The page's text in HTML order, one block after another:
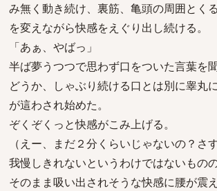
み無く動き続け、裏筋、亀頭の周囲とく
を変えながら快感をえぐり出し続ける。
「あぁ、やばっ」
半ば夢うつつで思わず口をついた言葉を
どうか、しゃぶり続ける口とは別に睾丸
が這わされ始めた。
ぞくぞくっと快感がこみ上げる。
（えー、まだ２分くらいじゃないの？さ
我慢しきれないというわけではないもの
そのまま吸い出されそうな快感に腰が震え